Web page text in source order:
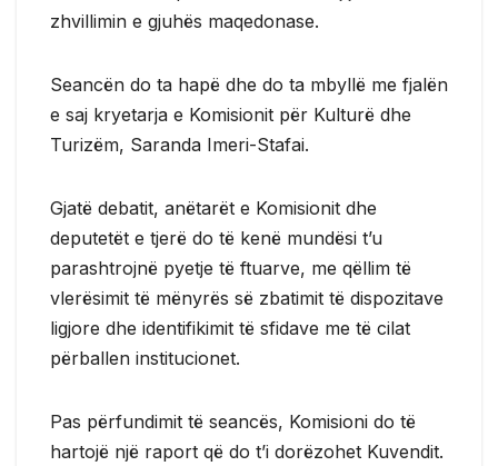
zhvillimin e gjuhës maqedonase.
Seancën do ta hapë dhe do ta mbyllë me fjalën
e saj kryetarja e Komisionit për Kulturë dhe
Turizëm, Saranda Imeri-Stafai.
Gjatë debatit, anëtarët e Komisionit dhe
deputetët e tjerë do të kenë mundësi t’u
parashtrojnë pyetje të ftuarve, me qëllim të
vlerësimit të mënyrës së zbatimit të dispozitave
ligjore dhe identifikimit të sfidave me të cilat
përballen institucionet.
Pas përfundimit të seancës, Komisioni do të
hartojë një raport që do t’i dorëzohet Kuvendit.